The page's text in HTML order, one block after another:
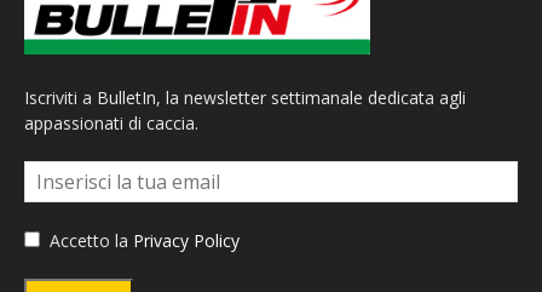
Iscriviti a BulletIn, la newsletter settimanale dedicata agli
appassionati di caccia.
Accetto la Privacy Policy